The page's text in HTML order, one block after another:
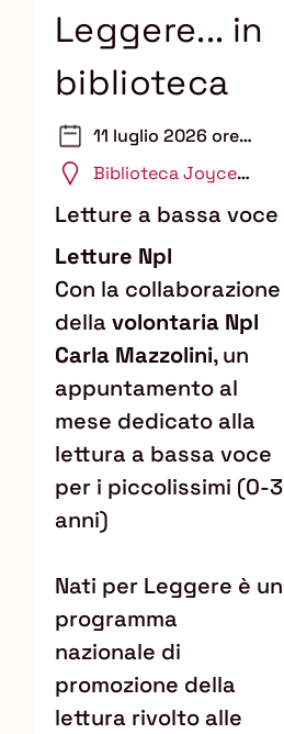
Leggere... in
biblioteca
11 luglio 2026 ore
10:00
Biblioteca Joyce
Letture a bassa voce
Letture Npl
Con la collaborazione
della volontaria Npl
Carla Mazzolini, un
appuntamento al
mese dedicato alla
lettura a bassa voce
per i piccolissimi (0-3
anni)
Nati per Leggere è un
programma
nazionale di
promozione della
lettura rivolto alle